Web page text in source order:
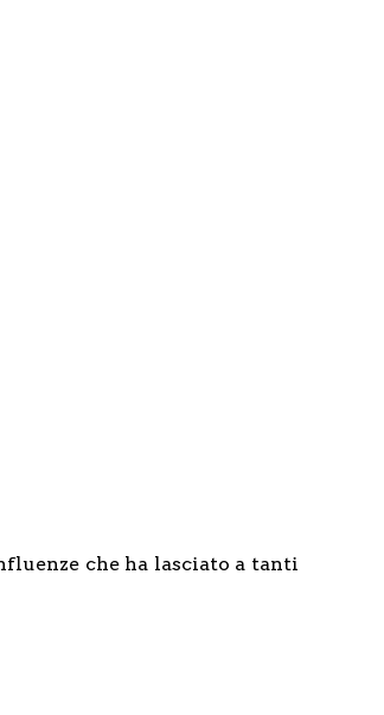
che ha lasciato a tanti